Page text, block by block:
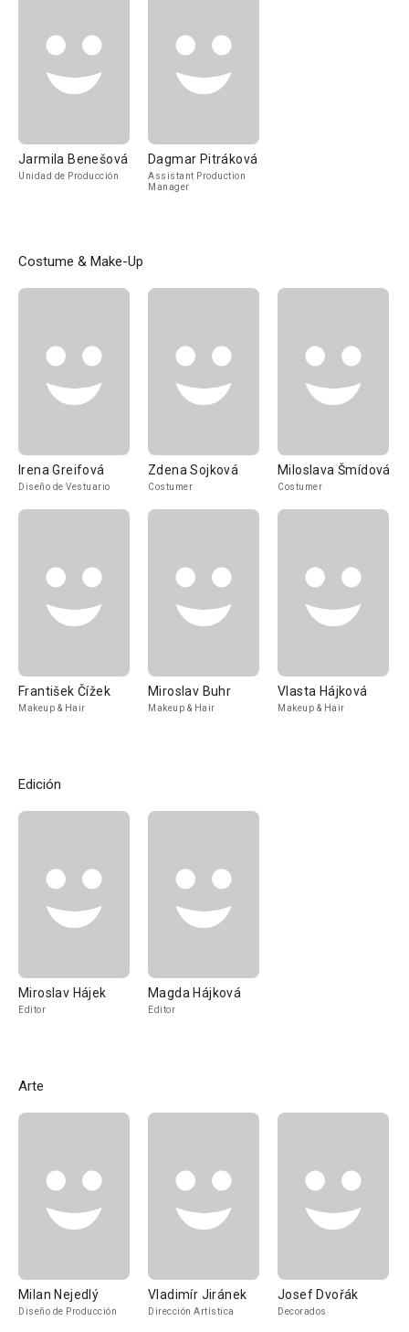
Jarmila Benešová
Unidad de Producción
Dagmar Pitráková
Assistant Production
Manager
Costume & Make-Up
Irena Greifová
Diseño de Vestuario
Zdena Sojková
Costumer
Miloslava Šmídová
Costumer
František Čížek
Makeup & Hair
Miroslav Buhr
Makeup & Hair
Vlasta Hájková
Makeup & Hair
Edición
Miroslav Hájek
Editor
Magda Hájková
Editor
Arte
Milan Nejedlý
Diseño de Producción
Vladimír Jiránek
Dirección Artística
Josef Dvořák
Decorados